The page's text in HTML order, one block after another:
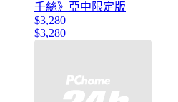
千絲》亞中限定版
$3,280
$3,280